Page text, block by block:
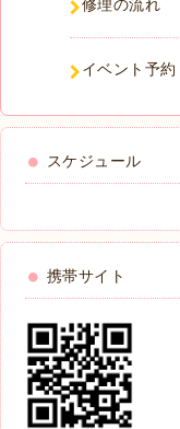
修理の流れ
イベント予約
スケジュール
携帯サイト